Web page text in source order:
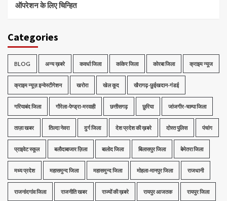
ऑपरेशन के लिए चिन्हित
Categories
BLOG अन्य ख़बरे कवर्धा जिला कांकेर जिला कोरबा जिला क्राइम न्यूज
क्राइम न्यूज़ इन्वेस्टीगेशन खरोरा खेल कूद खैरागढ़-छुईखदान-गंडई
गरियाबंद जिला गौरेला-पेण्ड्रा-मरवाही छत्तीसगढ़ छुरिया जांजगीर-चाम्पा जिला
ताज़ा खबर तिल्दा नेवरा दुर्ग जिला देश प्रदेश की ख़बरे दोस्त पुलिस पंचांग
प्राइवेट स्कूल बलौदाबाजार ज़िला बालोद जिला बिलासपुर जिला बेमेतरा जिला
मध्‍य प्रदेश महासमुन्द जिला महासमुन्द जिला मोहला-मानपुर जिला राजधानी
राजनांदगांव जिला राजनीति खबर राज्यों की ख़बरे रायपुर आजतक रायपुर जिला